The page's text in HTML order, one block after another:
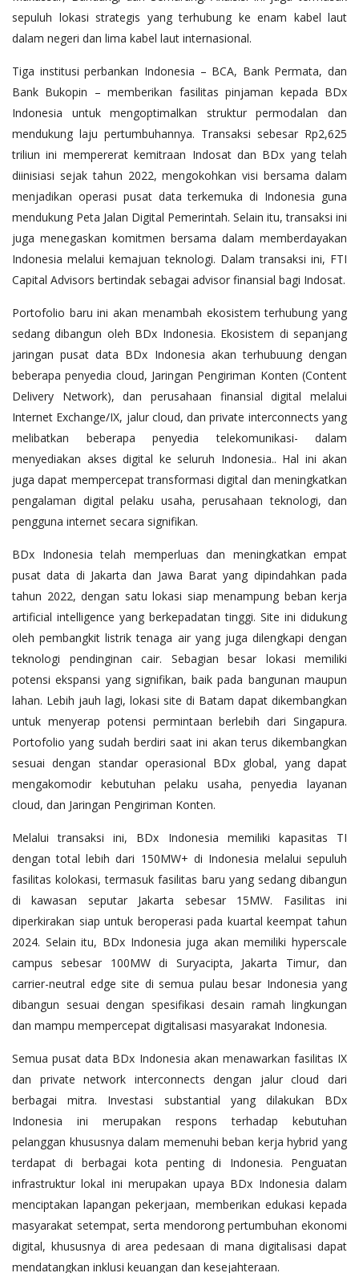
sepuluh lokasi strategis yang terhubung ke enam kabel laut
dalam negeri dan lima kabel laut internasional.
Tiga institusi perbankan Indonesia – BCA, Bank Permata, dan
Bank Bukopin – memberikan fasilitas pinjaman kepada BDx
Indonesia untuk mengoptimalkan struktur permodalan dan
mendukung laju pertumbuhannya. Transaksi sebesar Rp2,625
triliun ini mempererat kemitraan Indosat dan BDx yang telah
diinisiasi sejak tahun 2022, mengokohkan visi bersama dalam
menjadikan operasi pusat data terkemuka di Indonesia guna
mendukung Peta Jalan Digital Pemerintah. Selain itu, transaksi ini
juga menegaskan komitmen bersama dalam memberdayakan
Indonesia melalui kemajuan teknologi. Dalam transaksi ini, FTI
Capital Advisors bertindak sebagai advisor finansial bagi Indosat.
Portofolio baru ini akan menambah ekosistem terhubung yang
sedang dibangun oleh BDx Indonesia. Ekosistem di sepanjang
jaringan pusat data BDx Indonesia akan terhubuung dengan
beberapa penyedia cloud, Jaringan Pengiriman Konten (Content
Delivery Network), dan perusahaan finansial digital melalui
Internet Exchange/IX, jalur cloud, dan private interconnects yang
melibatkan beberapa penyedia telekomunikasi- dalam
menyediakan akses digital ke seluruh Indonesia.. Hal ini akan
juga dapat mempercepat transformasi digital dan meningkatkan
pengalaman digital pelaku usaha, perusahaan teknologi, dan
pengguna internet secara signifikan.
BDx Indonesia telah memperluas dan meningkatkan empat
pusat data di Jakarta dan Jawa Barat yang dipindahkan pada
tahun 2022, dengan satu lokasi siap menampung beban kerja
artificial intelligence yang berkepadatan tinggi. Site ini didukung
oleh pembangkit listrik tenaga air yang juga dilengkapi dengan
teknologi pendinginan cair. Sebagian besar lokasi memiliki
potensi ekspansi yang signifikan, baik pada bangunan maupun
lahan. Lebih jauh lagi, lokasi site di Batam dapat dikembangkan
untuk menyerap potensi permintaan berlebih dari Singapura.
Portofolio yang sudah berdiri saat ini akan terus dikembangkan
sesuai dengan standar operasional BDx global, yang dapat
mengakomodir kebutuhan pelaku usaha, penyedia layanan
cloud, dan Jaringan Pengiriman Konten.
Melalui transaksi ini, BDx Indonesia memiliki kapasitas TI
dengan total lebih dari 150MW+ di Indonesia melalui sepuluh
fasilitas kolokasi, termasuk fasilitas baru yang sedang dibangun
di kawasan seputar Jakarta sebesar 15MW. Fasilitas ini
diperkirakan siap untuk beroperasi pada kuartal keempat tahun
2024. Selain itu, BDx Indonesia juga akan memiliki hyperscale
campus sebesar 100MW di Suryacipta, Jakarta Timur, dan
carrier-neutral edge site di semua pulau besar Indonesia yang
dibangun sesuai dengan spesifikasi desain ramah lingkungan
dan mampu mempercepat digitalisasi masyarakat Indonesia.
Semua pusat data BDx Indonesia akan menawarkan fasilitas IX
dan private network interconnects dengan jalur cloud dari
berbagai mitra. Investasi substantial yang dilakukan BDx
Indonesia ini merupakan respons terhadap kebutuhan
pelanggan khususnya dalam memenuhi beban kerja hybrid yang
terdapat di berbagai kota penting di Indonesia. Penguatan
infrastruktur lokal ini merupakan upaya BDx Indonesia dalam
menciptakan lapangan pekerjaan, memberikan edukasi kepada
masyarakat setempat, serta mendorong pertumbuhan ekonomi
digital, khususnya di area pedesaan di mana digitalisasi dapat
mendatangkan inklusi keuangan dan kesejahteraan.